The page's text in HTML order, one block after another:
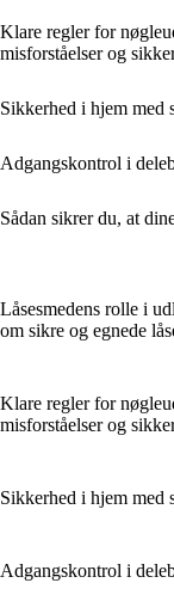
Klare regler for
misforståelser og
Sikkerhed i hjem med
Adgangskontrol i
Sådan sikrer du, at
Låsesmedens rolle i
om sikre og egnede
Klare regler for
misforståelser og
Sikkerhed i hjem med
Adgangskontrol i